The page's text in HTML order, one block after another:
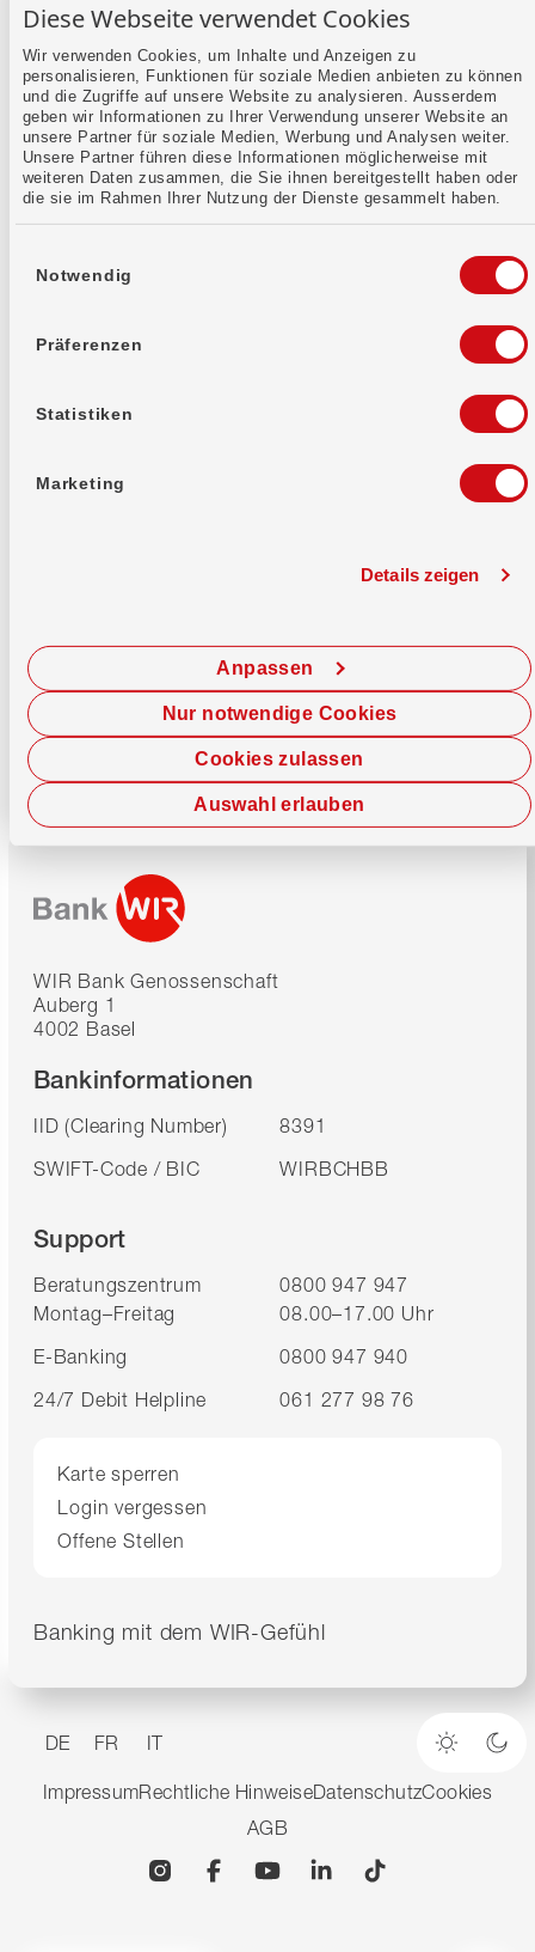
Diese Webseite verwendet Cookies
Wir verwenden Cookies, um Inhalte und Anzeigen zu
personalisieren, Funktionen für soziale Medien anbieten zu können
und die Zugriffe auf unsere Website zu analysieren. Ausserdem
geben wir Informationen zu Ihrer Verwendung unserer Website an
unsere Partner für soziale Medien, Werbung und Analysen weiter.
Unsere Partner führen diese Informationen möglicherweise mit
weiteren Daten zusammen, die Sie ihnen bereitgestellt haben oder
die sie im Rahmen Ihrer Nutzung der Dienste gesammelt haben.
Notwendig
Präferenzen
Statistiken
Marketing
Details zeigen
Cookies zulassen
Anpassen
Auswahl erlauben
Nur notwendige Cookies
Mehr erfahren
Kontaktformular
Jetzt chatten
WIR Bank Genossenschaft
Auberg 1
4002 Basel
Bankinformationen
IID (Clearing Number)
8391
SWIFT-Code / BIC
WIRBCHBB
Support
Beratungszentrum
0800 947 947
Montag–Freitag
08.00–17.00 Uhr
E-Banking
0800 947 940
24/7 Debit Helpline
061 277 98 76
Karte sperren
Login vergessen
Offene Stellen
Banking mit dem WIR-Gefühl
DE FR IT
Heller
ImpressumRechtliche HinweiseDatenschutzCookies
AGB
InstagramFacebookYouTubeLinkedin